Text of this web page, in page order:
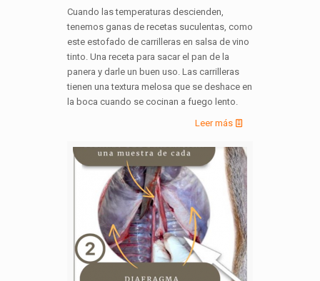
Cuando las temperaturas descienden,
tenemos ganas de recetas suculentas, como
este estofado de carrilleras en salsa de vino
tinto. Una receta para sacar el pan de la
panera y darle un buen uso. Las carrilleras
tienen una textura melosa que se deshace en
la boca cuando se cocinan a fuego lento.
Leer más